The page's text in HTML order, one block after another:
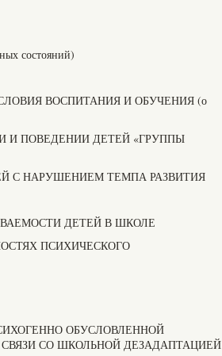
состояний)
ВОСПИТАНИЯ И ОБУЧЕНИЯ (о
И ПОВЕДЕНИИ ДЕТЕЙ «ГРУППЫ
С НАРУШЕНИЕМ ТЕМПА РАЗВИТИЯ
ДЕТЕЙ В ШКОЛЕ
ПСИХИЧЕСКОГО
ОБУСЛОВЛЕННОЙ
СО ШКОЛЬНОЙ ДЕЗАДАПТАЦИЕЙ